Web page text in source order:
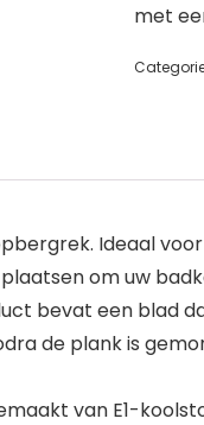
met
opbergrek. Ideaal
om uw
bevat een
de plank is
gemaakt van E1-